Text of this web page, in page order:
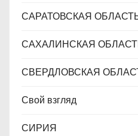
САРАТОВСКАЯ
САХАЛИНСКАЯ
СВЕРДЛОВСКАЯ
Свой взгляд
СИРИЯ